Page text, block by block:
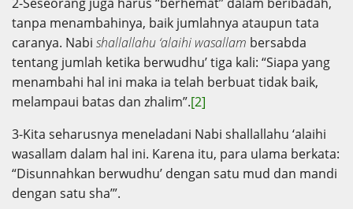
tanpa menambahinya, baik jumlahnya ataupun tata
caranya. Nabi shallallahu ‘alaihi wasallam bersabda
tentang jumlah ketika berwudhu’ tiga kali: “Siapa yang
menambahi hal ini maka ia telah berbuat tidak baik,
melampaui batas dan zhalim”.[2]
3-Kita seharusnya meneladani Nabi shallallahu ‘alaihi
wasallam dalam hal ini. Karena itu, para ulama berkata:
“Disunnahkan berwudhu’ dengan satu mud dan mandi
dengan satu sha’”.